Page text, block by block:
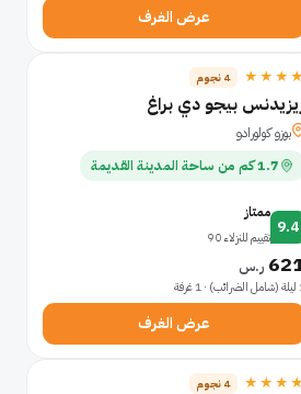
عرض الغرف
★★★★ 4 نجوم
بيجو دي براغ
بوزو كولورادو
1.7 كم من ساحة المدينة القديمة
9.4
ممتاز
تقييم للنزلاء 90
ر.س
غرفة
عرض الغرف
★★★★ 4 نجوم